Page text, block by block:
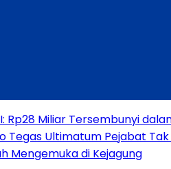
Rp28 Miliar Tersembunyi
Tegas Ultimatum Pejabat
Mengemuka di Kejagung